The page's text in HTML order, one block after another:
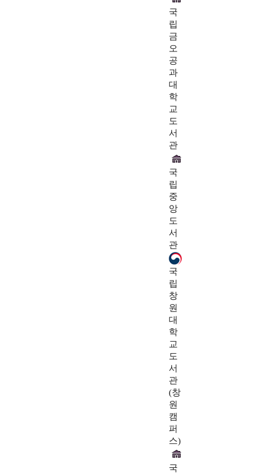
국
립
금
오
공
과
대
학
교
도
서
관
국
립
중
앙
도
서
관
국
립
창
원
대
학
교
도
서
관
(창
원
캠
퍼
스)
국